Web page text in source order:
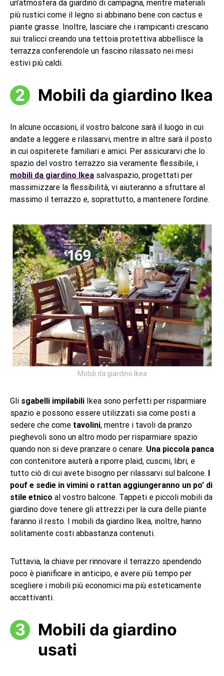
un’atmosfera da giardino di campagna, mentre materiali
più rustici come il legno si abbinano bene con cactus e
piante grasse. Inoltre, lasciare che i rampicanti crescano
sui tralicci creando una tettoia protettiva abbellisce la
terrazza conferendole un fascino rilassato nei mesi
estivi più caldi.
Mobili da giardino Ikea
In alcune occasioni, il vostro balcone sarà il luogo in cui
andate a leggere e rilassarvi, mentre in altre sarà il posto
in cui ospiterete familiari e amici. Per assicurarvi che lo
spazio del vostro terrazzo sia veramente flessibile, i
mobili da giardino Ikea salvaspazio, progettati per
massimizzare la flessibilità, vi aiuteranno a sfruttare al
massimo il terrazzo e, soprattutto, a mantenere l’ordine.
Mobili da giardino Ikea
Gli sgabelli impilabili Ikea sono perfetti per risparmiare
spazio e possono essere utilizzati sia come posti a
sedere che come tavolini, mentre i tavoli da pranzo
pieghevoli sono un altro modo per risparmiare spazio
quando non si deve pranzare o cenare. Una piccola panca
con contenitore aiuterà a riporre plaid, cuscini, libri, e
tutto ciò di cui avete bisogno per rilassarvi sul balcone. I
pouf e sedie in vimini o rattan aggiungeranno un po’ di
stile etnico al vostro balcone. Tappeti e piccoli mobili da
giardino dove tenere gli attrezzi per la cura delle piante
faranno il resto. I mobili da giardino Ikea, inoltre, hanno
solitamente costi abbastanza contenuti.
Tuttavia, la chiave per rinnovare il terrazzo spendendo
poco è pianificare in anticipo, e avere più tempo per
scegliere i mobili più economici ma più esteticamente
accattivanti.
Mobili da giardino
usati